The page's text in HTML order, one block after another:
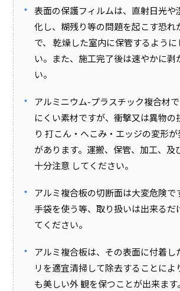
表面の保護フィルムは、直射日光や
化し、糊残り等の問題を起こす恐れ
で、 乾燥した室内に保管するように
い。また、施工完了後は速やかに剥
い。
アルミニウム-プラスチック複合材
にくい素材ですが、衝撃又は異物の
り 打こん・へこみ・エッジの変形
があります。運搬、保管、加工、及
十分注意 してください。
アルミ複合板の切断面は大変危険で
手袋を使う等、取り扱いは出来るだ
てください。
アルミ複合板は、その表面に付着し
リを適宜清掃して除去することによ
も美しい外 観を保つことが出来ま